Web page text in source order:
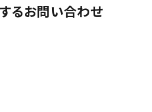
るお問い合わせ